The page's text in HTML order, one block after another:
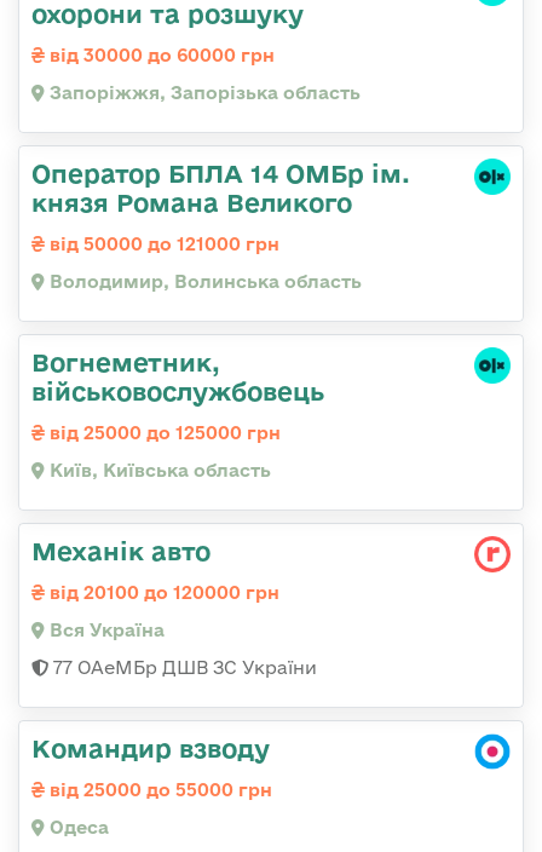
охорони та розшуку
від 30000 до 60000 грн
Запоріжжя, Запорізька область
Оператор БПЛА 14 ОМБр ім.
князя Романа Великого
від 50000 до 121000 грн
Володимир, Волинська область
Вогнеметник,
військовослужбовець
від 25000 до 125000 грн
Київ, Київська область
Механік авто
від 20100 до 120000 грн
Вся Україна
77 ОАеМБр ДШВ ЗС України
Командир взводу
від 25000 до 55000 грн
Одеса